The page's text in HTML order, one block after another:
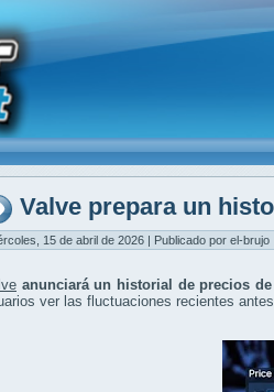
Valve prepara un
15 de abril de 2026 | Publicado por el-brujo
anunciará un historial de precios de
ver las fluctuaciones recientes